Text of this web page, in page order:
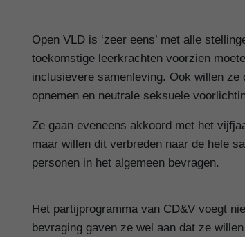
Open VLD is ‘zeer eens’ met alle
toekomstige leerkrachten voorzien
inclusievere samenleving. Ook willen
opnemen en neutrale seksuele
Ze gaan eveneens akkoord met het
maar willen dit verbreden naar de hele
personen in het algemeen bevragen.
Het partijprogramma van CD&V voegt
bevraging gaven ze wel aan dat ze